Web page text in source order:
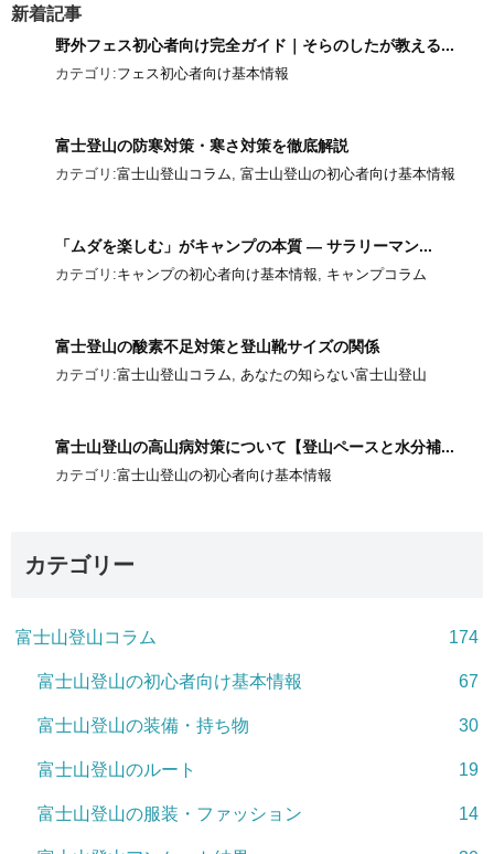
新着記事
野外フェス初心者向け完全ガイド｜そらのしたが教える...
カテゴリ:フェス初心者向け基本情報
富士登山の防寒対策・寒さ対策を徹底解説
カテゴリ:富士山登山コラム, 富士山登山の初心者向け基本情報
「ムダを楽しむ」がキャンプの本質 ― サラリーマン...
カテゴリ:キャンプの初心者向け基本情報, キャンプコラム
富士登山の酸素不足対策と登山靴サイズの関係
カテゴリ:富士山登山コラム, あなたの知らない富士山登山
富士山登山の高山病対策について【登山ペースと水分補...
カテゴリ:富士山登山の初心者向け基本情報
カテゴリー
富士山登山コラム 174
富士山登山の初心者向け基本情報 67
富士山登山の装備・持ち物 30
富士山登山のルート 19
富士山登山の服装・ファッション 14